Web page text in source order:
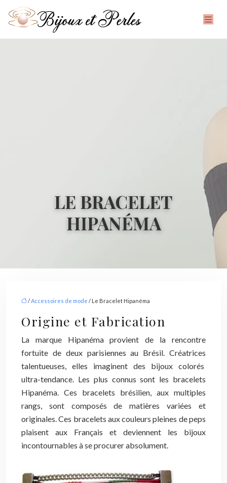
LE BRACELET
HIPANÉMA
/Accessoires de mode / Le Bracelet Hipanéma
Origine et Fabrication
La marque Hipanéma provient de la rencontre
fortuite de deux parisiennes au Brésil. Créatrices
talentueuses, elles imaginent des bijoux colorés
ultra-tendance. Les plus connus sont les bracelets
Hipanéma. Ces bracelets brésilien, aux multiples
rangs, sont composés de matières variées et
originales. Ces bracelets aux couleurs pleines de peps
plaisent aux Français et deviennent les bijoux
incontournables à se procurer absolument.